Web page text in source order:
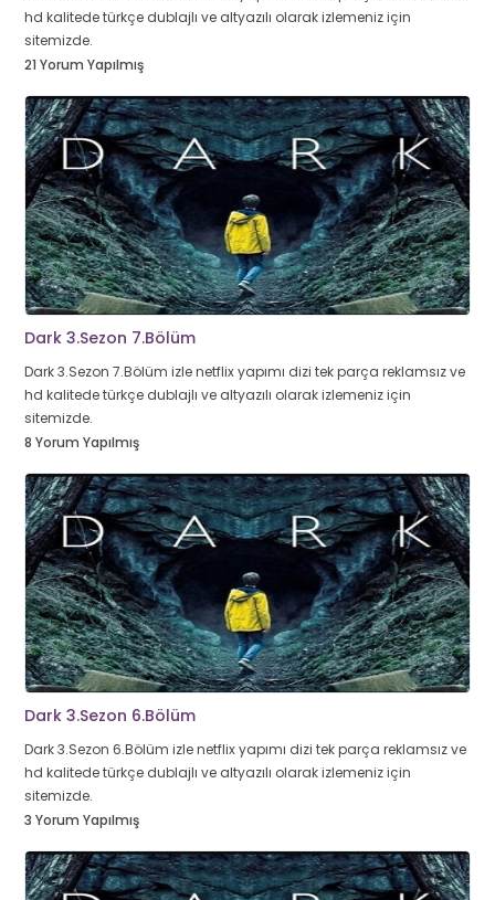
hd kalitede türkçe dublajlı ve altyazılı olarak izlemeniz için
sitemizde.
21 Yorum Yapılmış
Dark 3.Sezon 7.Bölüm
Dark 3.Sezon 7.Bölüm izle netflix yapımı dizi tek parça reklamsız ve
hd kalitede türkçe dublajlı ve altyazılı olarak izlemeniz için
sitemizde.
8 Yorum Yapılmış
Dark 3.Sezon 6.Bölüm
Dark 3.Sezon 6.Bölüm izle netflix yapımı dizi tek parça reklamsız ve
hd kalitede türkçe dublajlı ve altyazılı olarak izlemeniz için
sitemizde.
3 Yorum Yapılmış